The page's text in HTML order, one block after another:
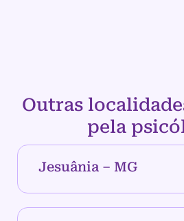
Outras
pela
Jesuânia – MG